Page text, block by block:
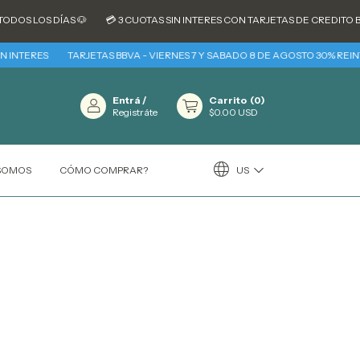
LOS DÍAS 🐶 💳 3 CUOTAS SIN INTERES CON TARJETAS DE CREDITO
TARJETAS BBVA - VIERNES 7 Y SABADO 8 DE AGOSTO 30%
Entrá /
Registráte
Carrito (0)
$0.00 USD
CÓMO COMPRAR? US